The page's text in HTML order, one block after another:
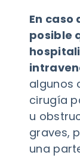
En caso
posible
algunos
cirugía
u
graves,
una